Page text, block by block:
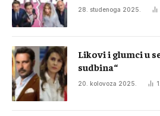
28. studenoga 2025.
Likovi i glumci u
sudbina“
20. kolovoza 2025.